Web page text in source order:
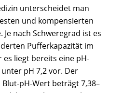
unterscheidet man
und kompensierten
Je nach Schweregrad ist es
Pufferkapazität im
liegt bereits eine pH-
pH 7,2 vor. Der
pH-Wert beträgt 7,38–